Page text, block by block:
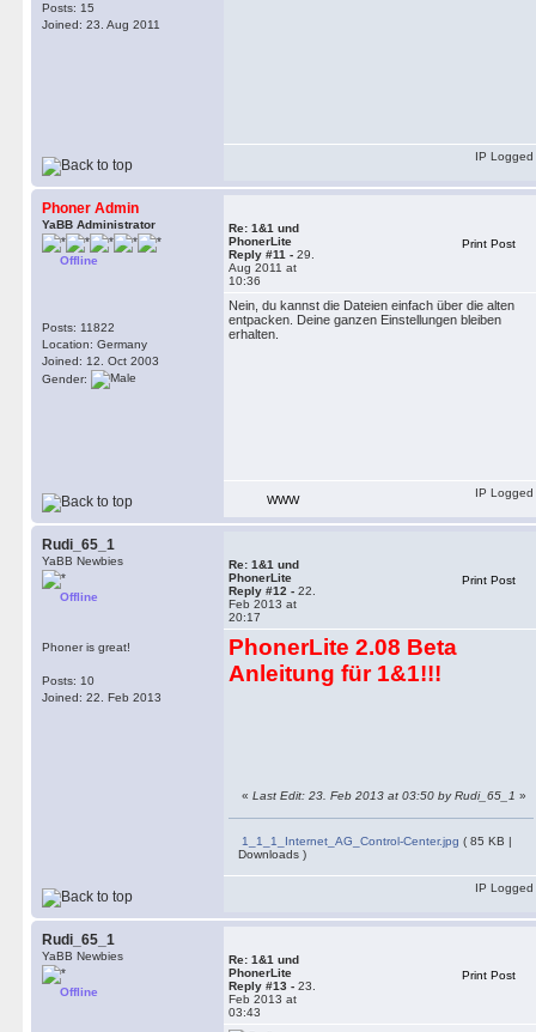
Posts: 15
Joined: 23. Aug 2011
IP Logged
Phoner Admin
YaBB Administrator
Offline
Posts: 11822
Location: Germany
Joined: 12. Oct 2003
Gender:
Re: 1&1 und
PhonerLite
Reply #11 - 29.
Aug 2011 at
10:36
Print Post
Nein, du kannst die Dateien einfach über die alten
entpacken. Deine ganzen Einstellungen bleiben
erhalten.
WWW
IP Logged
Rudi_65_1
YaBB Newbies
Offline
Phoner is great!
Posts: 10
Joined: 22. Feb 2013
Re: 1&1 und
PhonerLite
Reply #12 - 22.
Feb 2013 at
20:17
Print Post
PhonerLite 2.08 Beta
Anleitung für 1&1!!!
«Last Edit: 23. Feb 2013 at 03:50 by Rudi_65_1 »
1_1_1_Internet_AG_Control-Center.jpg ( 85 KB |
Downloads )
IP Logged
Rudi_65_1
YaBB Newbies
Offline
Re: 1&1 und
PhonerLite
Reply #13 - 23.
Feb 2013 at
03:43
Print Post